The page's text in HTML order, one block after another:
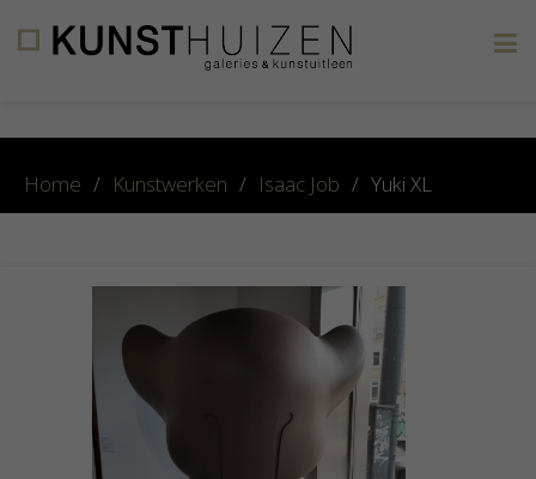
Home / Kunstwerken / Isaac Job / Yuki XL